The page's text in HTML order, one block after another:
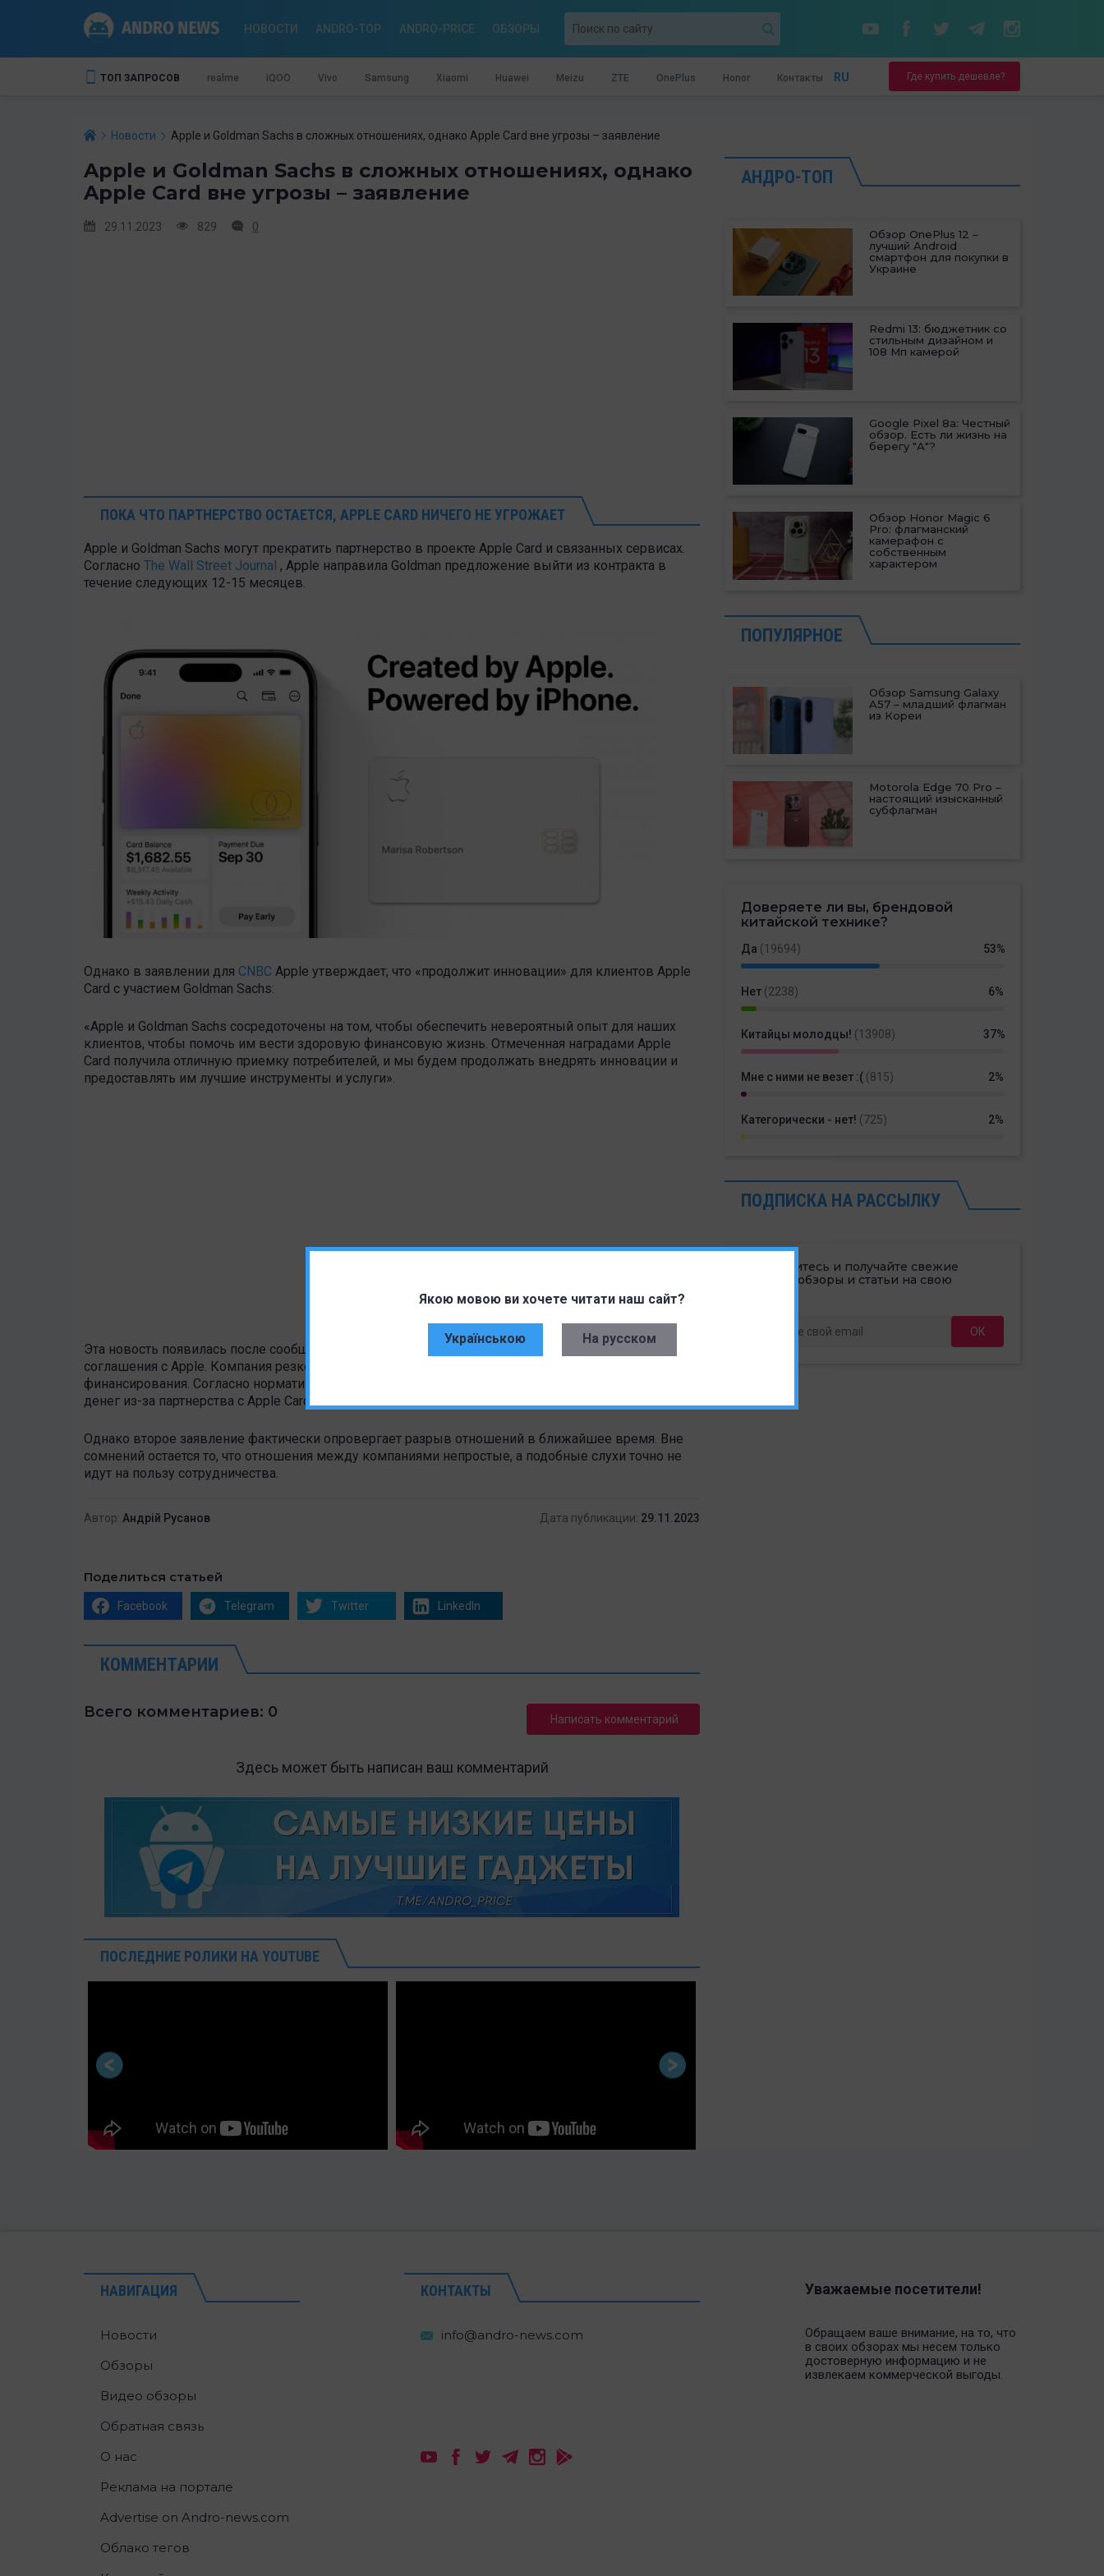
Якою мовою ви хочете читати наш сайт?
Українською На русском
НОВОСТИ ANDRO-TOP ANDRO-PRICE ОБЗОРЫ
ТОП ЗАПРОСОВ realme iQOO Vivo Samsung Xiaomi Huawei Meizu ZTE OnePlus Honor Контакты RU Где купить дешевле?
Новости Apple и Goldman Sachs в сложных отношениях, однако Apple Card вне угрозы – заявление
Apple и Goldman Sachs в сложных отношениях, однако
Apple Card вне угрозы – заявление
29.11.2023 829 0
ПОКА ЧТО ПАРТНЕРСТВО ОСТАЕТСЯ, APPLE CARD НИЧЕГО НЕ УГРОЖАЕТ
Apple и Goldman Sachs могут прекратить партнерство в проекте Apple Card и связанных сервисах.
Согласно The Wall Street Journal , Apple направила Goldman предложение выйти из контракта в
течение следующих 12-15 месяцев.
Однако в заявлении для CNBC Apple утверждает, что «продолжит инновации» для клиентов Apple
Card с участием Goldman Sachs:
«Apple и Goldman Sachs сосредоточены на том, чтобы обеспечить невероятный опыт для наших
клиентов, чтобы помочь им вести здоровую финансовую жизнь. Отмеченная наградами Apple
Card получила отличную приемку потребителей, и мы будем продолжать внедрять инновации и
предоставлять им лучшие инструменты и услуги».
Эта новость появилась после сообщения сообщениями о том, что Goldman Sachs искал выход из
соглашения с Apple. Компания резко снизила свои амбиции в области потребительского
финансирования. Согласно нормативным документам, Goldman Sachs потерял значительную сумму
денег из-за партнерства с Apple Card.
Однако второе заявление фактически опровергает разрыв отношений в ближайшее время. Вне
сомнений остается то, что отношения между компаниями непростые, а подобные слухи точно не
идут на пользу сотрудничества.
Автор: Андрій Русанов Дата публикации: 29.11.2023
Поделиться статьей
Facebook Telegram Twitter LinkedIn
КОММЕНТАРИИ
Всего комментариев: 0 Написать комментарий
Здесь может быть написан ваш комментарий
ПОСЛЕДНИЕ РОЛИКИ НА YOUTUBE
АНДРО-ТОП
Обзор OnePlus 12 –
лучший Android
смартфон для покупки в
Украине
Redmi 13: бюджетник со
стильным дизайном и
108 Мп камерой
Google Pixel 8a: Честный
обзор. Есть ли жизнь на
берегу "А"?
Обзор Honor Magic 6
Pro: флагманский
камерафон с
собственным
характером
ПОПУЛЯРНОЕ
Обзор Samsung Galaxy
A57 – младший флагман
из Кореи
Motorola Edge 70 Pro –
настоящий изысканный
субфлагман
Доверяете ли вы, брендовой
китайской технике?
Да (19694) 53%
Нет (2238) 6%
Китайцы молодцы! (13908) 37%
Мне с ними не везет :( (815) 2%
Категорически - нет! (725) 2%
ПОДПИСКА НА РАССЫЛКУ
Подпишитесь и получайте свежие
новости, обзоры и статьи на свою
ОК
НАВИГАЦИЯ
Новости
Обзоры
Видео обзоры
Обратная связь
О нас
Реклама на портале
Advertise on Andro-news.com
Облако тегов
КОНТАКТЫ Уважаемые посетители!
Обращаем ваше внимание, на то, что
в своих обзорах мы несем только
достоверную информацию и не
извлекаем коммерческой выгоды.